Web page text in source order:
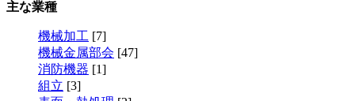
主な業種
機械加工 [7]
機械金属部会 [47]
消防機器 [1]
組立 [3]